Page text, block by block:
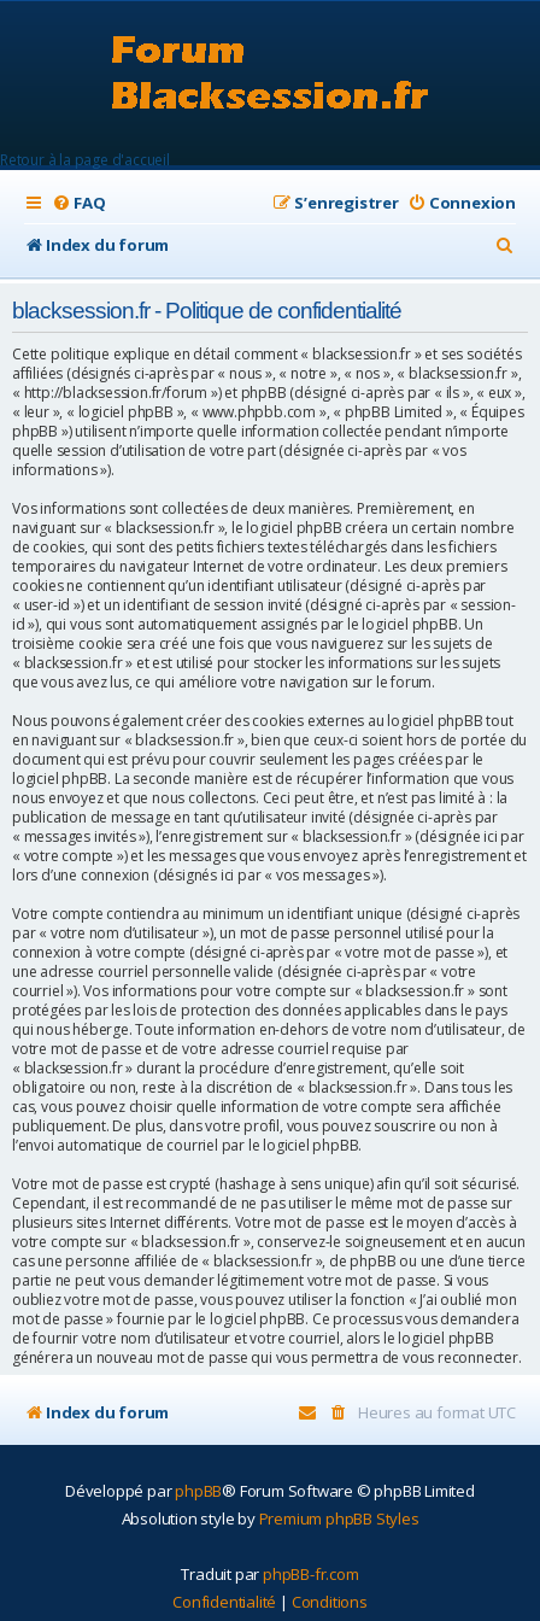
Retour à la page d'accueil
FAQ Connexion
S’enregistrer
Index du forum
e
h
e
r
blacksession.fr - Politique de confidentialité
Cette politique explique en détail comment « blacksession.fr » et ses sociétés
affiliées (désignés ci-après par « nous », « notre », « nos », « blacksession.fr »,
« http://blacksession.fr/forum ») et phpBB (désigné ci-après par « ils », « eux »,
« leur », « logiciel phpBB », « www.phpbb.com », « phpBB Limited », « Équipes
phpBB ») utilisent n’importe quelle information collectée pendant n’importe
quelle session d’utilisation de votre part (désignée ci-après par « vos
informations »).
Vos informations sont collectées de deux manières. Premièrement, en
naviguant sur « blacksession.fr », le logiciel phpBB créera un certain nombre
de cookies, qui sont des petits fichiers textes téléchargés dans les fichiers
temporaires du navigateur Internet de votre ordinateur. Les deux premiers
cookies ne contiennent qu’un identifiant utilisateur (désigné ci-après par
« user-id ») et un identifiant de session invité (désigné ci-après par « session-
id »), qui vous sont automatiquement assignés par le logiciel phpBB. Un
troisième cookie sera créé une fois que vous naviguerez sur les sujets de
« blacksession.fr » et est utilisé pour stocker les informations sur les sujets
que vous avez lus, ce qui améliore votre navigation sur le forum.
Nous pouvons également créer des cookies externes au logiciel phpBB tout
en naviguant sur « blacksession.fr », bien que ceux-ci soient hors de portée du
document qui est prévu pour couvrir seulement les pages créées par le
logiciel phpBB. La seconde manière est de récupérer l’information que vous
nous envoyez et que nous collectons. Ceci peut être, et n’est pas limité à : la
publication de message en tant qu’utilisateur invité (désignée ci-après par
« messages invités »), l’enregistrement sur « blacksession.fr » (désignée ici par
« votre compte ») et les messages que vous envoyez après l’enregistrement et
lors d’une connexion (désignés ici par « vos messages »).
Votre compte contiendra au minimum un identifiant unique (désigné ci-après
par « votre nom d’utilisateur »), un mot de passe personnel utilisé pour la
connexion à votre compte (désigné ci-après par « votre mot de passe »), et
une adresse courriel personnelle valide (désignée ci-après par « votre
courriel »). Vos informations pour votre compte sur « blacksession.fr » sont
protégées par les lois de protection des données applicables dans le pays
qui nous héberge. Toute information en-dehors de votre nom d’utilisateur, de
votre mot de passe et de votre adresse courriel requise par
« blacksession.fr » durant la procédure d’enregistrement, qu’elle soit
obligatoire ou non, reste à la discrétion de « blacksession.fr ». Dans tous les
cas, vous pouvez choisir quelle information de votre compte sera affichée
publiquement. De plus, dans votre profil, vous pouvez souscrire ou non à
l’envoi automatique de courriel par le logiciel phpBB.
Votre mot de passe est crypté (hashage à sens unique) afin qu’il soit sécurisé.
Cependant, il est recommandé de ne pas utiliser le même mot de passe sur
plusieurs sites Internet différents. Votre mot de passe est le moyen d’accès à
votre compte sur « blacksession.fr », conservez-le soigneusement et en aucun
cas une personne affiliée de « blacksession.fr », de phpBB ou une d’une tierce
partie ne peut vous demander légitimement votre mot de passe. Si vous
oubliez votre mot de passe, vous pouvez utiliser la fonction « J’ai oublié mon
mot de passe » fournie par le logiciel phpBB. Ce processus vous demandera
de fournir votre nom d’utilisateur et votre courriel, alors le logiciel phpBB
générera un nouveau mot de passe qui vous permettra de vous reconnecter.
Index du forum Heures au format UTC
Développé parphpBB® Forum Software © phpBB Limited
Absolution style byPremium phpBB Styles
Traduit parphpBB-fr.com
Confidentialité | Conditions